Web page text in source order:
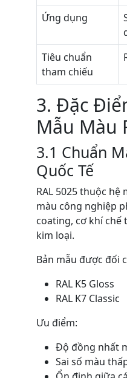
Ứng dụng
Tiêu chuẩn
tham chiếu
3. Đặc
Mẫu Màu
3.1 Chuẩn
Quốc Tế
RAL 5025 thuộc hệ
màu công nghiệp
coating, cơ khí chế
kim loại.
Bản mẫu được đối
RAL K5 Gloss
RAL K7 Classic
Ưu điểm:
Độ đồng nhất
Sai số màu